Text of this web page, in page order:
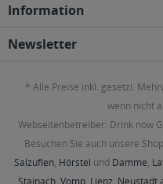
Information
Newsletter
* Alle Preise inkl. gesetzl.
wenn nicht
Webseitenbetreiber: Drink now
Besuchen Sie auch unsere
Salzuflen, Hörstel und Damme,